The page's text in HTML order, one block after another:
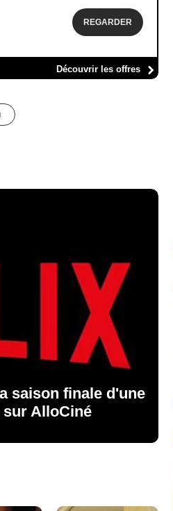
REGARDER
Découvrir les offres
saison finale d'une
AlloCiné